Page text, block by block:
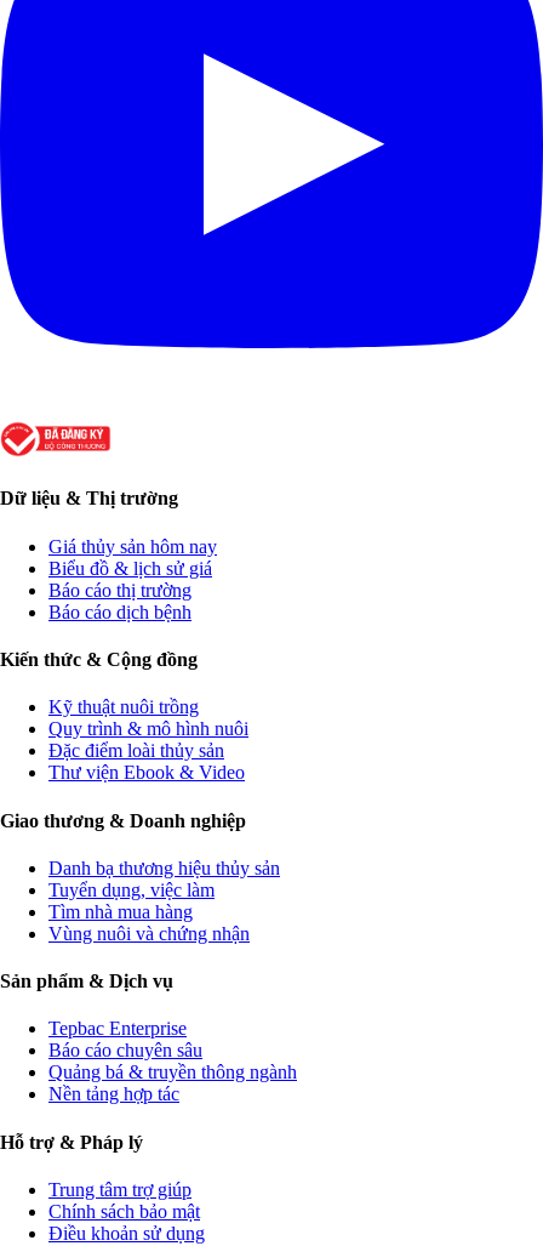
Dữ liệu & Thị trường
Giá thủy sản hôm nay
Biểu đồ & lịch sử giá
Báo cáo thị trường
Báo cáo dịch bệnh
Kiến thức & Cộng đồng
Kỹ thuật nuôi trồng
Quy trình & mô hình nuôi
Đặc điểm loài thủy sản
Thư viện Ebook & Video
Giao thương & Doanh nghiệp
Danh bạ thương hiệu thủy sản
Tuyển dụng, việc làm
Tìm nhà mua hàng
Vùng nuôi và chứng nhận
Sản phẩm & Dịch vụ
Tepbac Enterprise
Báo cáo chuyên sâu
Quảng bá & truyền thông ngành
Nền tảng hợp tác
Hỗ trợ & Pháp lý
Trung tâm trợ giúp
Chính sách bảo mật
Điều khoản sử dụng